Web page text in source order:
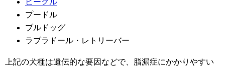
プードル
ブルドッグ
ラブラドール・レトリーバー
上記の犬種は遺伝的な要因などで、脂漏症にかかりやすい